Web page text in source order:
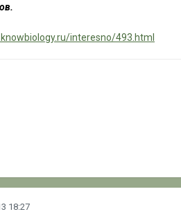
interesno/493.html
18:27